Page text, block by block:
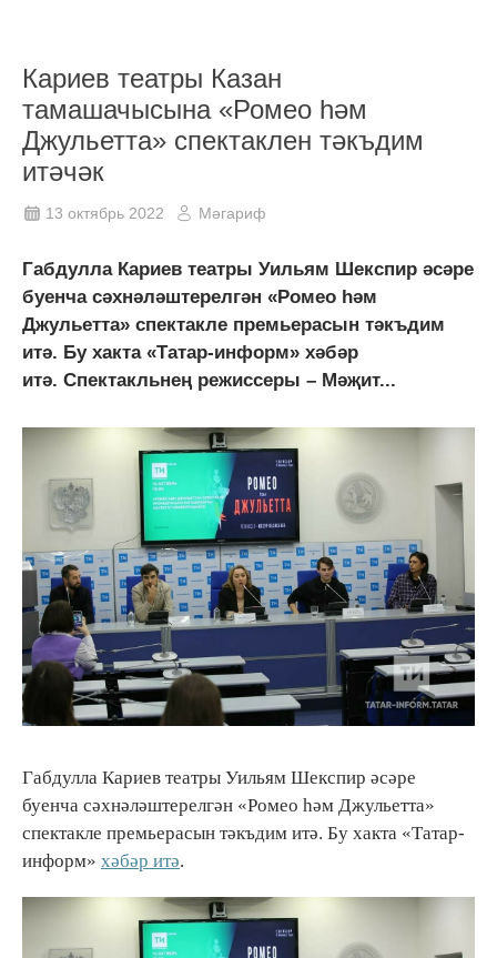
Кариев театры Казан
тамашачысына «Ромео һәм
Джульетта» спектаклен тәкъдим
итәчәк
13 октябрь 2022 Мәгариф
Габдулла Кариев театры Уильям Шекспир әсәре
буенча сәхнәләштерелгән «Ромео һәм
Джульетта» спектакле премьерасын тәкъдим
итә. Бу хакта «Татар-информ» хәбәр
итә. Спектакльнең режиссеры – Мәҗит...
Габдулла Кариев театры Уильям Шекспир әсәре
буенча сәхнәләштерелгән «Ромео һәм Джульетта»
спектакле премьерасын тәкъдим итә. Бу хакта «Татар-
информ» хәбәр итә.